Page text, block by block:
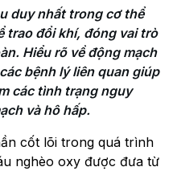
Chữ lớn
duy nhất trong cơ thể
trao đổi khí, đóng vai trò
Hiểu rõ về động mạch
bệnh lý liên quan giúp
các tình trạng nguy
và hô hấp.
cốt lõi trong quá trình
nghèo oxy được đưa từ